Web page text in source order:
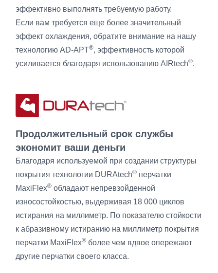
эффективно выполнять требуемую работу.
Если вам требуется еще более значительный
эффект охлаждения, обратите внимание на нашу
технологию AD-APT®, эффективность которой
усиливается благодаря использованию AIRtech®.
Продолжительный срок службы
экономит ваши деньги
Благодаря используемой при создании структуры
покрытия технологии DURAtech® перчатки
MaxiFlex® обладают непревзойденной
износостойкостью, выдерживая 18 000 циклов
истирания на миллиметр. По показателю стойкости
к абразивному истиранию на миллиметр покрытия
перчатки MaxiFlex® более чем вдвое опережают
другие перчатки своего класса.